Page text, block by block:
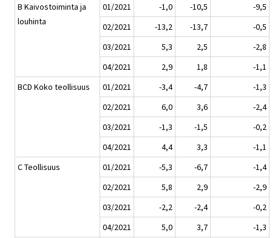
B Kaivostoiminta ja
louhinta
01/2021 -1,0 -10,5
-9,5
02/2021
-13,2 -13,7
-0,5
03/2021
5,3 2,5
-2,8
04/2021
2,9 1,8
-1,1
BCD Koko teollisuus
01/2021 -3,4 -4,7
-1,3
02/2021
6,0 3,6
-2,4
03/2021
-1,3 -1,5
-0,2
04/2021
4,4 3,3
-1,1
C Teollisuus
01/2021 -5,3 -6,7
-1,4
02/2021
5,8 2,9
-2,9
03/2021
-2,2 -2,4
-0,2
04/2021
5,0 3,7
-1,3